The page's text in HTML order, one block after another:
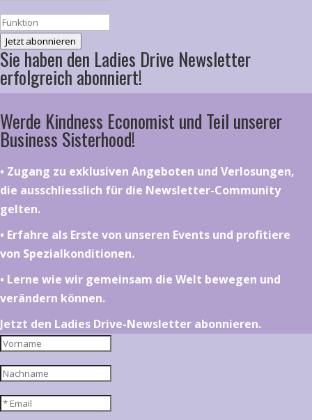
Jetzt abonnieren
Sie haben den Ladies Drive Newsletter
erfolgreich abonniert!
Werde Kindness Economist und Teil unserer
Business Sisterhood!
•⁠ ⁠⁠Zugang zu exklusiven Angeboten und Verlosungen,
die ausschliesslich für die Newsletter-Community
gelten.
•⁠ ⁠⁠Erfahre als Erste von unseren Events und profitiere
von Spezialkonditionen.
•⁠ ⁠⁠Lerne wie wir gemeinsam die Welt bewegen und
verändern können.
Jetzt den Ladies Drive-Newsletter abonnieren.